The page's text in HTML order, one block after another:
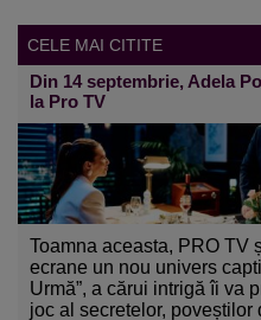
CELE MAI CITITE
Din 14 septembrie, Adela
la Pro TV
Toamna aceasta, PRO TV
ecrane un nou univers
Urmă”, a cărui intrigă îi va
joc al secretelor, poveștilor